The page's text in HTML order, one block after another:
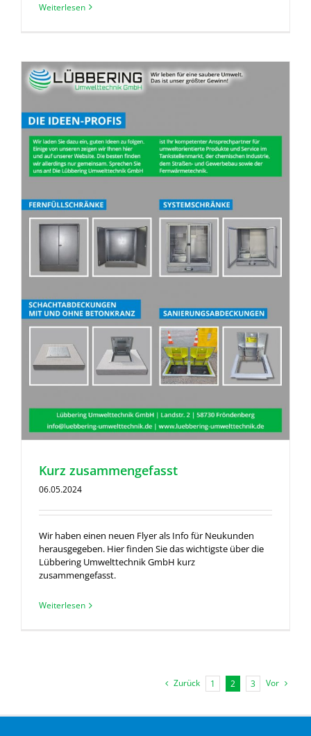
Weiterlesen
Kurz zusammengefasst
06.05.2024
Wir haben einen neuen Flyer als Info für Neukunden
herausgegeben. Hier finden Sie das wichtigste über die
Lübbering Umwelttechnik GmbH kurz
zusammengefasst.
Weiterlesen
Zurück 1 2 3 Vor